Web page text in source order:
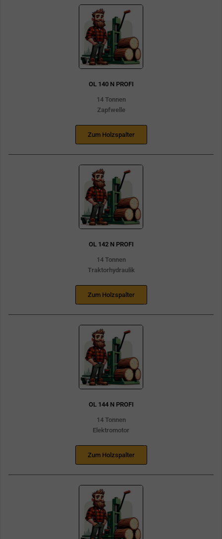
OL 140 N PROFI
14 Tonnen
Zapfwelle
Zum Holzspalter
OL 142 N PROFI
14 Tonnen
Traktorhydraulik
Zum Holzspalter
OL 144 N PROFI
14 Tonnen
Elektromotor
Zum Holzspalter